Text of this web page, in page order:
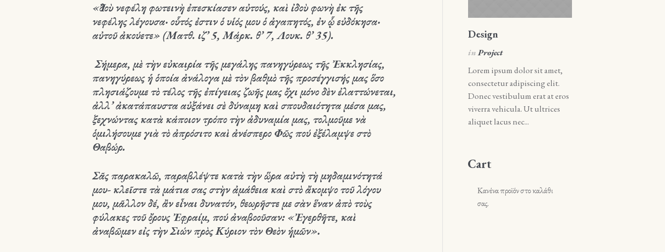
«Ἰδοὺ νεφέλη φωτεινὴ ἐπεσκίασεν αὐτούς, καὶ ἰδοὺ φωνὴ ἐκ τῆς
νεφέλης λέγουσα· οὗτός ἐστιν ὁ υἱός μου ὁ ἀγαπητός, ἐν ᾧ εὐδόκησα·
αὐτοῦ ἀκούετε» (Ματθ. ιζ’ 5, Μάρκ. θ’ 7, Λουκ. θ’ 35).
Σήμερα, μὲ τὴν εὐκαιρία τῆς μεγάλης πανηγύρεως τῆς Ἐκκλησίας,
πανηγύρεως ἡ ὁποία ἀνάλογα μὲ τὸν βαθμὸ τῆς προσέγγισής μας ὅσο
πλησιάζουμε τὸ τέλος τῆς ἐπίγειας ζωῆς μας ὄχι μόνο δὲν ἐλαττώνεται,
ἀλλ’ ἀκατάπαυστα αὐξάνει σὲ δύναμη καὶ σπουδαιότητα μέσα μας,
ξεχνώντας κατὰ κάποιον τρόπο τὴν ἀδυναμία μας, τολμοῦμε νὰ
ὁμιλήσουμε γιὰ τὸ ἀπρόσιτο καὶ ἀνέσπερο Φῶς πού ἐξέλαμψε στὸ
Θαβώρ.
Σᾶς παρακαλῶ, παραβλέψτε κατὰ τὴν ὥρα αὐτὴ τὴ μηδαμινότητά
μου- κλεῖστε τὰ μάτια σας στὴν ἀμάθεια καὶ στὸ ἄκομψο τοῦ λόγου
μου, μᾶλλον δέ, ἂν εἶναι δυνατόν, θεωρῆστε με σὰν ἕναν ἀπὸ τοὺς
φύλακες τοῦ ὄρους Ἐφραίμ, πού ἀναβοοῦσαν: «Ἐγερθῆτε, καὶ
ἀναβῶμεν εἰς τὴν Σιών πρὸς Κύριον τὸν Θεὸν ἡμῶν».
Design
inProject
Lorem ipsum dolor sit amet,
consectetur adipiscing elit.
Donec vestibulum erat at eros
viverra vehicula. Ut ultrices
aliquet lacus nec...
Cart
Κανένα προϊόν στο καλάθι
σας.